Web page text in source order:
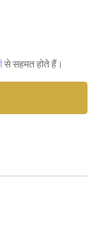
से सहमत होते हैं।